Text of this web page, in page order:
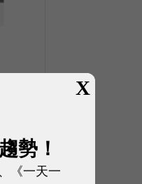
X
勢！
《一天一